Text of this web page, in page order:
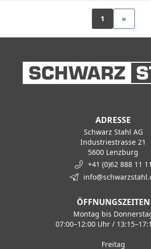
1 »
ADRESSE
Schwarz Stahl AG
Industriestrasse 21
5600 Lenzburg
+41 (0)62 888 11 11
ÖFFNUNGSZEITEN
Montag bis
07:00–12:00 Uhr /
Freitag